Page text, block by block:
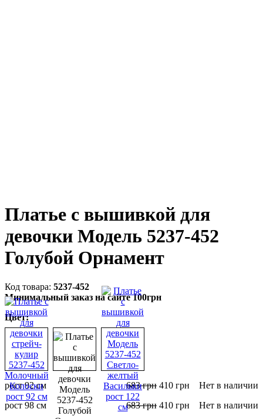
Платье с вышивкой для
девочки Модель 5237-452
Голубой Орнамент
5237-452
Минимальный заказ на сайте 100грн
Цвет:
рост 92 см 683грн 410 грн
Нет в наличии
рост 98 см
683грн 410 грн
Нет в наличии